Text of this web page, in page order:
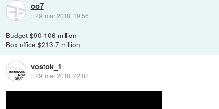
oo7
::29. mar 2018, 19:56
Budget $90-106 million
Box office $213.7 million
vostok_1
::29. mar 2018, 22:02